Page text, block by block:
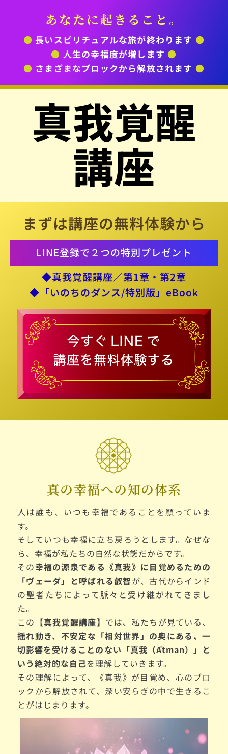
あなたに起きること。
●長いスピリチュアルな旅が終わります ●
● 人生の幸福度が増します●
● さまざまなブロックから解放されます ●
真我覚醒
講座
まずは講座の無料体験から
LINE登録で２つの特別プレゼント
◆真我覚醒講座／第1章・第2章
◆「いのちのダンス/特別版」eBook
真の幸福への知の体系
人は誰も、いつも幸福であることを願っていま
す。
そしていつも幸福に立ち戻ろうとします。なぜな
ら、幸福が私たちの自然な状態だからです。
その幸福の源泉である《真我》に目覚めるための
「ヴェーダ」と呼ばれる叡智が、古代からインド
の聖者たちによって脈々と受け継がれてきまし
た。
この【真我覚醒講座】 では、私たちが見ている、
揺れ動き、不安定な「相対世界」の奥にある、一
切影響を受けることのない「真我（Ātman）」と
いう絶対的な自己を理解していきます。
その理解によって、《真我》が目覚め、心のブロ
ックから解放されて、深い安らぎの中で生きるこ
とがはじまります。